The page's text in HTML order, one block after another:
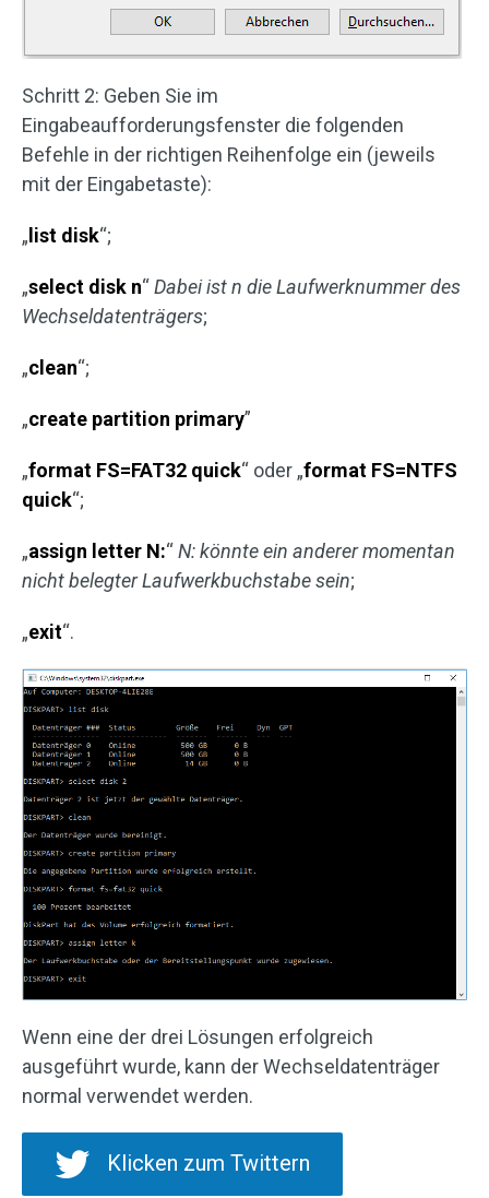
Schritt 2: Geben Sie im
Eingabeaufforderungsfenster die folgenden
Befehle in der richtigen Reihenfolge ein (jeweils
mit der Eingabetaste):
„ list disk“;
„select disk n“Dabei ist n die Laufwerknummer des
Wechseldatenträgers;
„clean“;
„create partition primary”
„format FS=FAT32 quick“ oder „format FS=NTFS
quick“;
„assign letter N:“N: könnte ein anderer momentan
nicht belegter Laufwerkbuchstabe sein;
„exit“.
Wenn eine der drei Lösungen erfolgreich
ausgeführt wurde, kann der Wechseldatenträger
normal verwendet werden.
Klicken zum Twittern